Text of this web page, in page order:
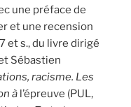
une préface de
et une recension
et s., du livre dirigé
Sébastien
racisme. Les
à l’épreuve (PUL,